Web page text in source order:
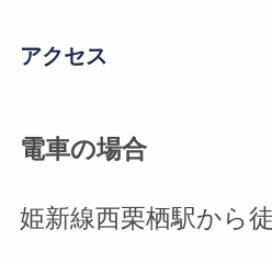
アクセス
電車の場合
姫新線西栗栖駅から